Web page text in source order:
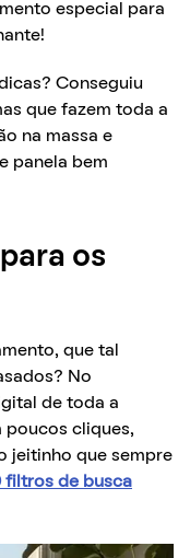
especial para
Conseguiu
que fazem toda a
na massa e
panela bem
os
que tal
No
de toda a
poucos cliques,
jeitinho que sempre
filtros de busca